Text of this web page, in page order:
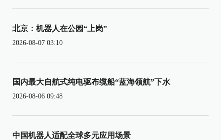
北京：机器人在公园“上岗”
2026-08-07 03:10
国内最大自航式纯电驱布缆船“蓝海领航”下水
2026-08-06 09:48
中国机器人适配全球多元应用场景